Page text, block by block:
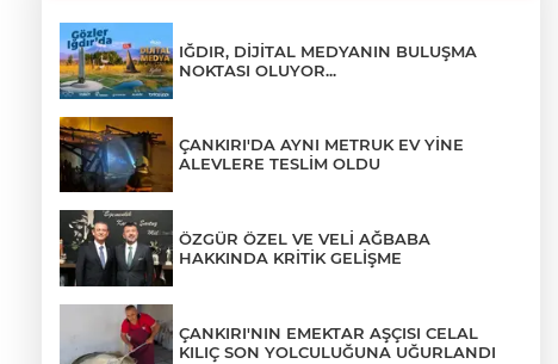
IĞDIR, DİJİTAL MEDYANIN BULUŞMA
NOKTASI OLUYOR...
ÇANKIRI'DA AYNI METRUK EV YİNE
ALEVLERE TESLİM OLDU
ÖZGÜR ÖZEL VE VELİ AĞBABA
HAKKINDA KRİTİK GELİŞME
ÇANKIRI'NIN EMEKTAR AŞÇISI CELAL
KILIÇ SON YOLCULUĞUNA UĞURLANDI